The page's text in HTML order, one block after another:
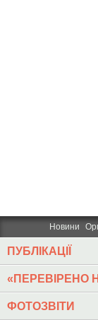
Новини
ПУБЛІКАЦІЇ
«ПЕРЕВІРЕНО
ФОТОЗВІТИ